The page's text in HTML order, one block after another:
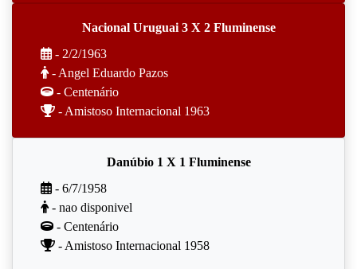
Nacional Uruguai 3 X 2 Fluminense
- 2/2/1963
- Angel Eduardo Pazos
- Centenário
- Amistoso Internacional 1963
Danúbio 1 X 1 Fluminense
- 6/7/1958
- nao disponivel
- Centenário
- Amistoso Internacional 1958